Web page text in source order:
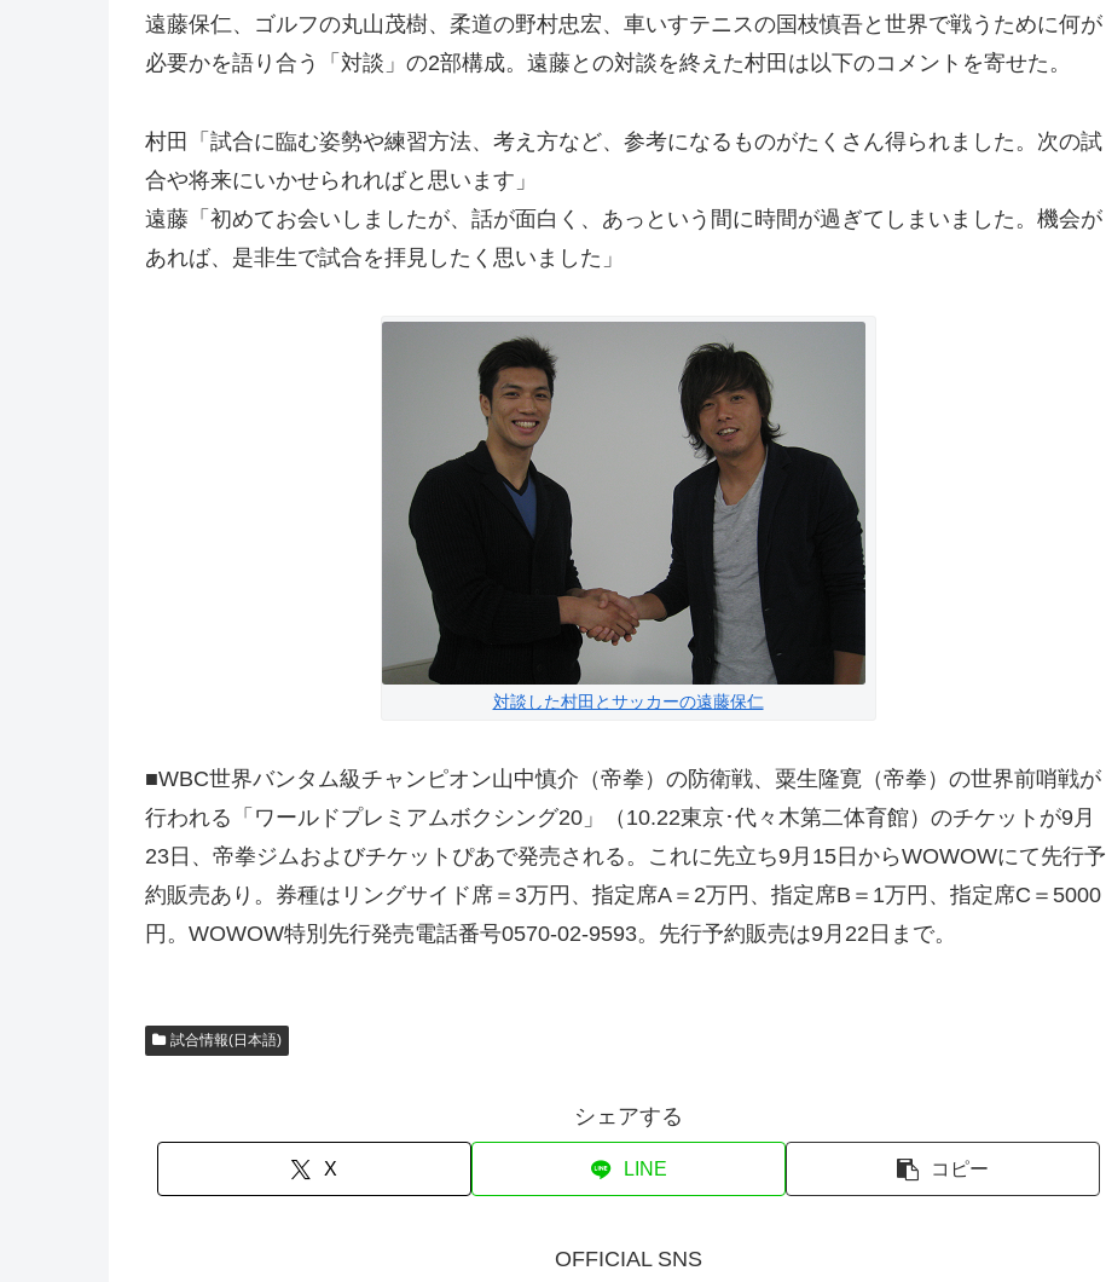
遠藤保仁、ゴルフの丸山茂樹、柔道の野村忠宏、車いすテニスの国枝慎吾と世界で戦うために何が
必要かを語り合う「対談」の2部構成。遠藤との対談を終えた村田は以下のコメントを寄せた。
村田「試合に臨む姿勢や練習方法、考え方など、参考になるものがたくさん得られました。次の試
合や将来にいかせられればと思います」
遠藤「初めてお会いしましたが、話が面白く、あっという間に時間が過ぎてしまいました。機会が
あれば、是非生で試合を拝見したく思いました」
対談した村田とサッカーの遠藤保仁
■WBC世界バンタム級チャンピオン山中慎介（帝拳）の防衛戦、粟生隆寛（帝拳）の世界前哨戦が
行われる「ワールドプレミアムボクシング20」（10.22東京･代々木第二体育館）のチケットが9月
23日、帝拳ジムおよびチケットぴあで発売される。これに先立ち9月15日からWOWOWにて先行予
約販売あり。券種はリングサイド席＝3万円、指定席A＝2万円、指定席B＝1万円、指定席C＝5000
円。WOWOW特別先行発売電話番号0570-02-9593。先行予約販売は9月22日まで。
試合情報(日本語)
シェアする
X LINE コピー
OFFICIAL SNS